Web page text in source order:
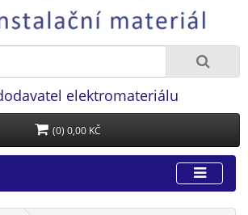
elektromateriálu
(0) 0,00 KČ